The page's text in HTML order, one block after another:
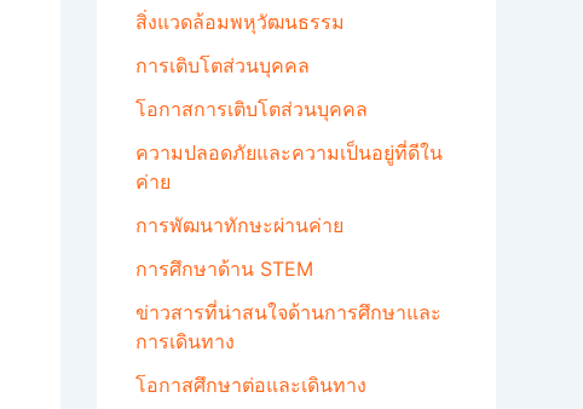
สิ่งแวดล้อมพหุวัฒนธรรม
การเติบโตส่วนบุคคล
โอกาสการเติบโตส่วนบุคคล
ความปลอดภัยและความเป็นอยู่ที่ดีใน
ค่าย
การพัฒนาทักษะผ่านค่าย
การศึกษาด้าน STEM
ข่าวสารที่น่าสนใจด้านการศึกษาและ
การเดินทาง
โอกาสศึกษาต่อและเดินทาง